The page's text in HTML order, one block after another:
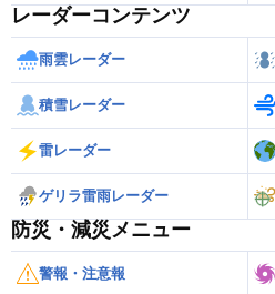
レーダーコンテンツ
雨雲レーダー
積雪レーダー
雷レーダー
ゲリラ雷雨レーダー
防災・減災メニュー
警報・注意報